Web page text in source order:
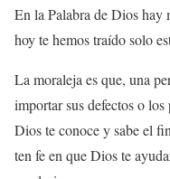
En la Palabra de Dios hay
hoy te hemos traído solo
La moraleja es que, una
importar sus defectos o
Dios te conoce y sabe el
ten fe en que Dios te